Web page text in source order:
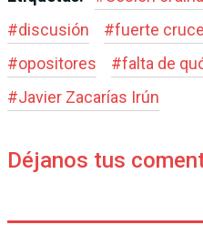
#discusión #fuerte
#opositores #falta de
#Javier Zacarías Irún
Déjanos tus